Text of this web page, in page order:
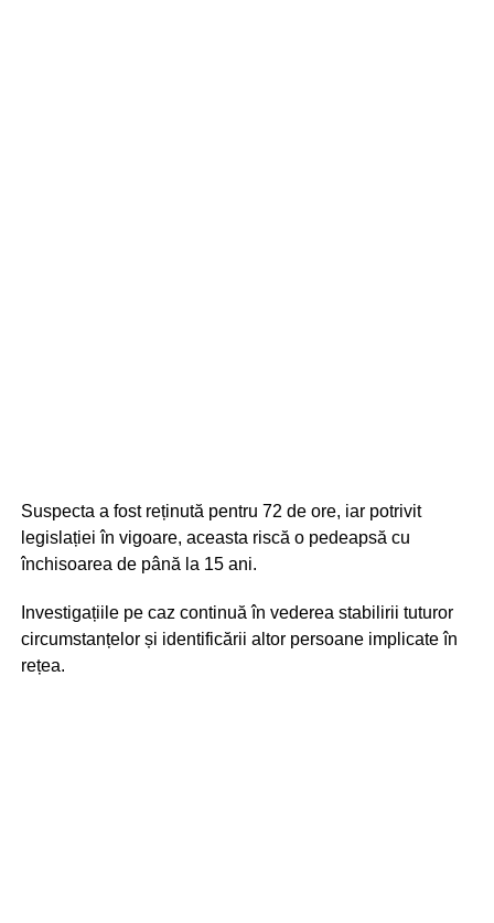
Suspecta a fost reținută pentru 72 de ore, iar potrivit
legislației în vigoare, aceasta riscă o pedeapsă cu
închisoarea de până la 15 ani.
Investigațiile pe caz continuă în vederea stabilirii tuturor
circumstanțelor și identificării altor persoane implicate în
rețea.